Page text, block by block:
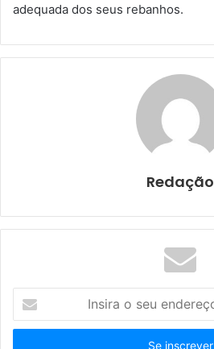
adequada dos seus rebanhos.
Redação
s